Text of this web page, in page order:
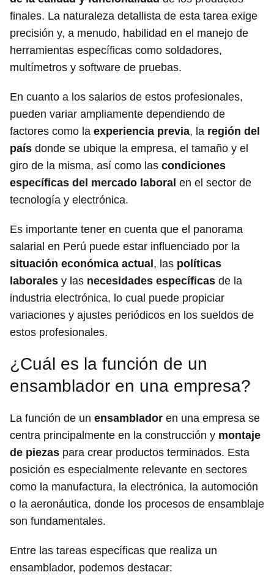
finales. La naturaleza detallista de esta tarea exige
precisión y, a menudo, habilidad en el manejo de
herramientas específicas como soldadores,
multímetros y software de pruebas.
En cuanto a los salarios de estos profesionales,
pueden variar ampliamente dependiendo de
factores como la experiencia previa, la región del
país donde se ubique la empresa, el tamaño y el
giro de la misma, así como las condiciones
específicas del mercado laboral en el sector de
tecnología y electrónica.
Es importante tener en cuenta que el panorama
salarial en Perú puede estar influenciado por la
situación económica actual, las políticas
laborales y las necesidades específicas de la
industria electrónica, lo cual puede propiciar
variaciones y ajustes periódicos en los sueldos de
estos profesionales.
¿Cuál es la función de un
ensamblador en una empresa?
La función de un ensamblador en una empresa se
centra principalmente en la construcción y montaje
de piezas para crear productos terminados. Esta
posición es especialmente relevante en sectores
como la manufactura, la electrónica, la automoción
o la aeronáutica, donde los procesos de ensamblaje
son fundamentales.
Entre las tareas específicas que realiza un
ensamblador, podemos destacar: